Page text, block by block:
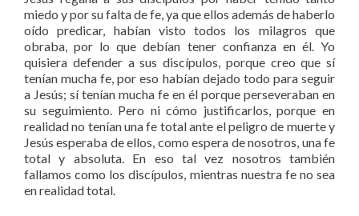
miedo y por su falta de fe, ya que ellos además de haberlo
oído predicar, habían visto todos los milagros que
obraba, por lo que debían tener confianza en él. Yo
quisiera defender a sus discípulos, porque creo que sí
tenían mucha fe, por eso habían dejado todo para seguir
a Jesús; sí tenían mucha fe en él porque perseveraban en
su seguimiento. Pero ni cómo justificarlos, porque en
realidad no tenían una fe total ante el peligro de muerte y
Jesús esperaba de ellos, como espera de nosotros, una fe
total y absoluta. En eso tal vez nosotros también
fallamos como los discípulos, mientras nuestra fe no sea
en realidad total.